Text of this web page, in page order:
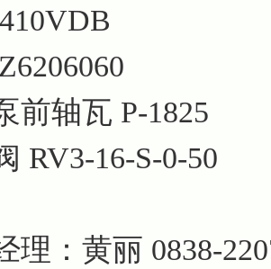
前轴瓦 P-1825
RV3-16-S-0-50
理：黄丽 0838-